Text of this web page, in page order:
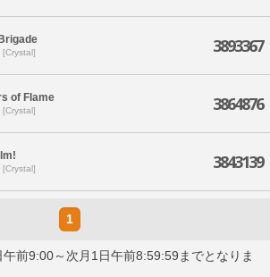
[Crystal] 3893367
of Flame 3864876
3843139
1
前9:00～次月1日午前8:59:59までとなりま